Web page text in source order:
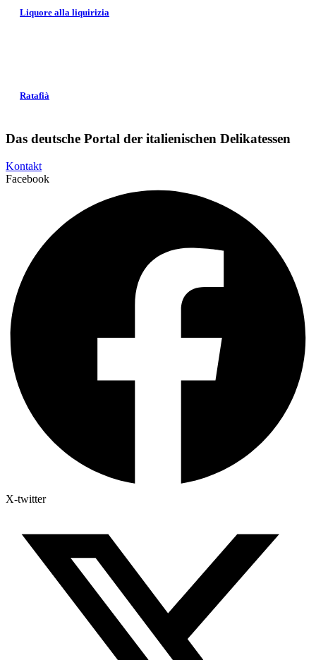
Liquore alla liquirizia
Ratafià
Das deutsche Portal der italienischen Delikatessen
Kontakt
Facebook
X-twitter